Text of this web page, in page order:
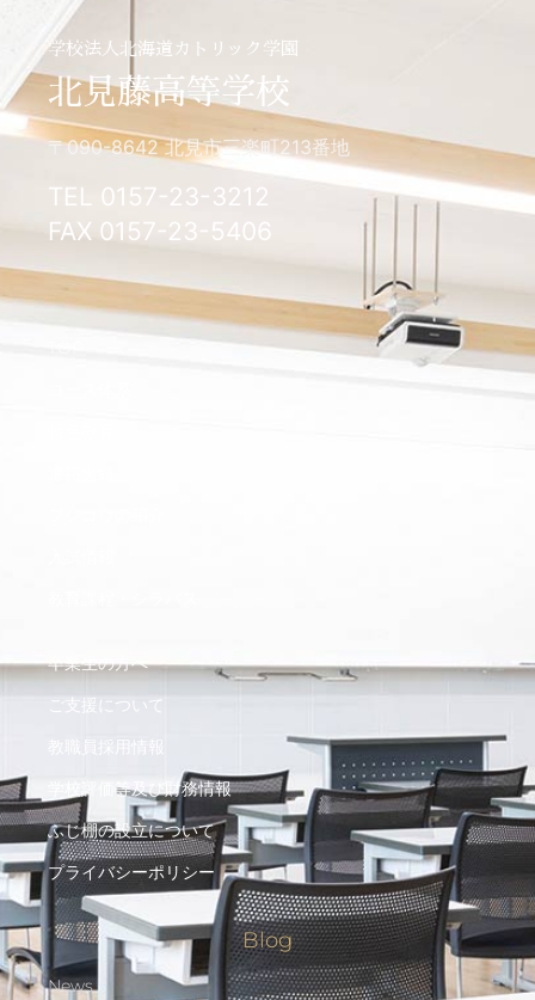
学校法人北海道カトリック学園
北見藤高等学校
〒090-8642 北見市三楽町213番地
TEL 0157-23-3212
FAX 0157-23-5406
卒業生の方へ
ご支援について
教職員採用情報
学校評価等及び財務情報
ふじ棚の設立について
プライバシーポリシー
Blog
News